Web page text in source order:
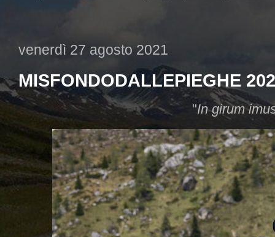
venerdì 27 agosto 2021
MISFONDODALLEPIEGHE
"In girum